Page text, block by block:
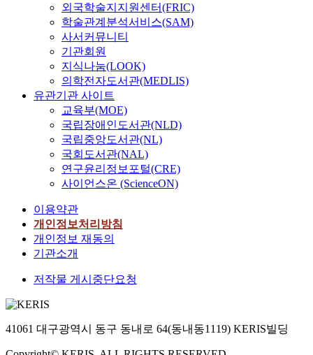
외국학술지지원센터(FRIC)
학술관계분석서비스(SAM)
사서커뮤니티
기관회원
지식나눔(LOOK)
의학전자도서관(MEDLIS)
유관기관 사이트
교육부(MOE)
국립장애인도서관(NLD)
국립중앙도서관(NL)
국회도서관(NAL)
연구윤리정보포털(CRE)
사이언스온 (ScienceON)
이용약관
개인정보처리방침
개인정보 재동의
기관소개
저작물 게시중단요청
41061 대구광역시 동구 동내로 64(동내동1119) KERIS빌딩